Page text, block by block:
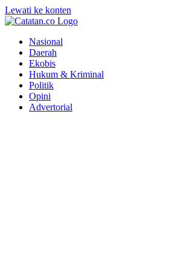
Lewati ke konten
Nasional
Daerah
Ekobis
Hukum & Kriminal
Politik
Opini
Advertorial